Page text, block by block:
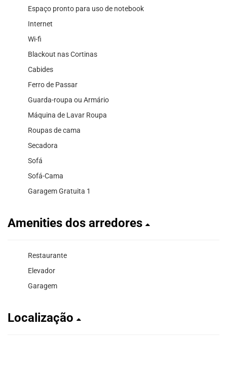
Espaço pronto para uso de notebook
Internet
Wi-fi
Blackout nas Cortinas
Cabides
Ferro de Passar
Guarda-roupa ou Armário
Máquina de Lavar Roupa
Roupas de cama
Secadora
Sofá
Sofá-Cama
Garagem Gratuita 1
Amenities dos arredores
Restaurante
Elevador
Garagem
Localização